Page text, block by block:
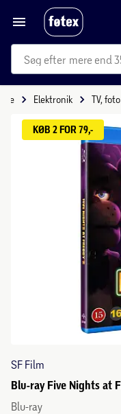
mere end
Elektronik TV,
KØB 2 FOR 79,-
SF Film
Blu-ray Five Nights at
Blu-ray